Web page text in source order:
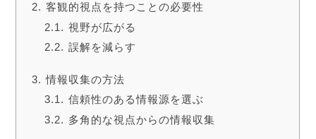
客観的視点を持つことの必要性
視野が広がる
誤解を減らす
情報収集の方法
信頼性のある情報源を選ぶ
多角的な視点からの情報収集